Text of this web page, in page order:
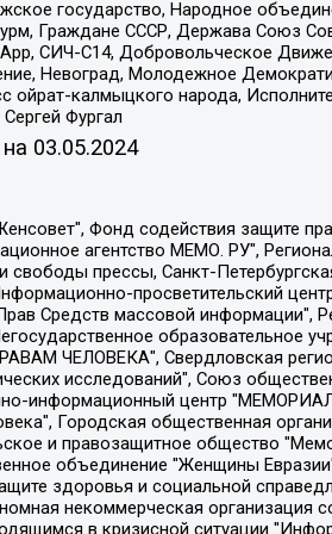
государство, Народное
Граждане СССР, Держава Союз
СИЧ-С14, Добровольческое
Невоград, Молодежное
ойрат-калмыцкого народа,
Фургал
03.05.2024
ответственностью "Альтаир 2021", Общество с ограниченной ответственностью "Вега 2021", Общество с ограниченной ответственностью "Главный редактор 2021", Общество с ограниченной ответственностью "Ромашки монолит", Важенков Артем Валерьевич, Ивановская областная общественная организация "Центр гендерных исследований", Гурман Юрий Альбертович, Медиапроект "ОВД-Инфо", Егоров Владимир Владимирович, Жилинский Владимир Александрович, Общество с ограниченной ответственностью "ЗП", Иванова София Юрьевна, Карезина Инна Павловна, Кильтау Екатерина Викторовна, Петров Алексей Викторович, Пискунов Сергей Евгеньевич, Смирнов Сергей Сергеевич, Тихонов Михаил Сергеевич, Общество с ограниченной ответственностью "ЖУРНАЛИСТ-ИНОСТРАННЫЙ АГЕНТ", Арапова Галина Юрьевна, Вольтская Татьяна Анатольевна, Американская компания "Mason G.E.S. Anonymous Foundation" (США), являющаяся владельцем интернет-издания https://mnews.world/, Компания "Stichting Bellingcat", зарегистрированная в Нидерландах (дата регистрации 11.07.2018), Захаров Андрей Вячеславович, Клепиковская Екатерина Дмитриевна, Общество с ограниченной ответственностью "МЕМО", Перл Роман Александрович, Симонов Евгений Алексеевич, Соловьева Елена Анатольевна, Сотников Даниил Владимирович, Сурначева Елизавета Дмитриевна, Автономная некоммерческая организация по защите прав человека и информированию населения "Якутия – Наше Мнение", Общество с ограниченной ответственностью "Москоу диджитал медиа", с 26.01.2023 Общество с ограниченной ответственностью "Чайка Белые сады", Ветошкина Валерия Валерьевна, Заговора Максим Александрович, Межрегиональное общественное движение "Российская ЛГБТ - сеть", Оленичев Максим Владимирович, Павлов Иван Юрьевич, Скворцова Елена Сергеевна, Общество с ограниченной ответственностью "Как бы инагент", Кочетков Игорь Викторович, Общество с ограниченной ответственностью "Честные выборы", Еланчик Олег Александрович, Общество с ограниченной ответственностью "Нобелевский призыв", Гималова Регина Эмилевна, Григорьев Андрей Валерьевич, Григорьева Алина Александровна, Ассоциация по содействию защите прав призывников, альтернативнослужащих и военнослужащих "Правозащитная группа